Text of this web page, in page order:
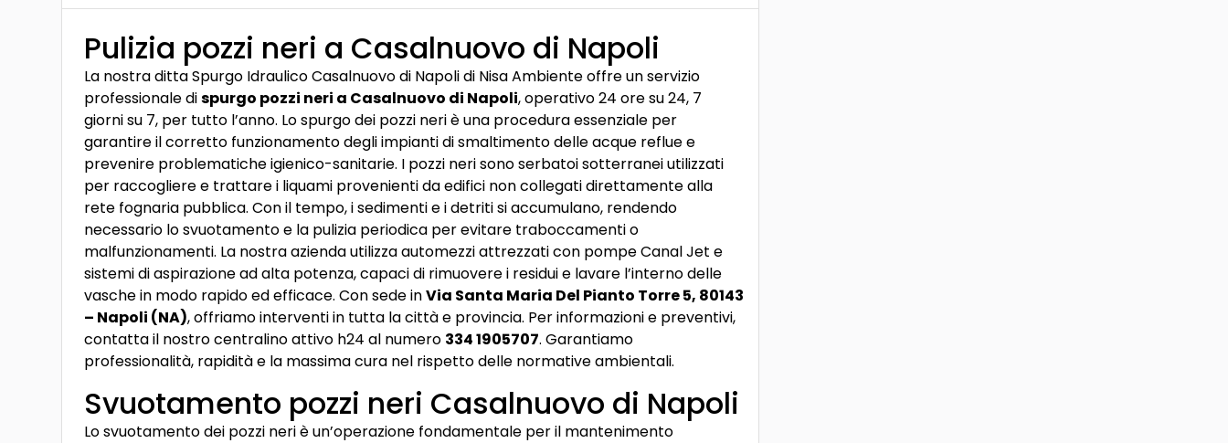
Pulizia pozzi neri a Casalnuovo di Napoli
La nostra ditta Spurgo Idraulico Casalnuovo di Napoli di Nisa Ambiente offre un servizio
professionale dispurgo pozzi neri a Casalnuovo di Napoli, operativo 24 ore su 24, 7
giorni su 7, per tutto l’anno. Lo spurgo dei pozzi neri è una procedura essenziale per
garantire il corretto funzionamento degli impianti di smaltimento delle acque reflue e
prevenire problematiche igienico-sanitarie. I pozzi neri sono serbatoi sotterranei utilizzati
per raccogliere e trattare i liquami provenienti da edifici non collegati direttamente alla
rete fognaria pubblica. Con il tempo, i sedimenti e i detriti si accumulano, rendendo
necessario lo svuotamento e la pulizia periodica per evitare traboccamenti o
malfunzionamenti. La nostra azienda utilizza automezzi attrezzati con pompe Canal Jet e
sistemi di aspirazione ad alta potenza, capaci di rimuovere i residui e lavare l’interno delle
vasche in modo rapido ed efficace. Con sede inVia Santa Maria Del Pianto Torre 5, 80143
– Napoli (NA), offriamo interventi in tutta la città e provincia. Per informazioni e preventivi,
contatta il nostro centralino attivo h24 al numero 334 1905707. Garantiamo
professionalità, rapidità e la massima cura nel rispetto delle normative ambientali.
Svuotamento pozzi neri Casalnuovo di Napoli
Lo svuotamento dei pozzi neri è un’operazione fondamentale per il mantenimento